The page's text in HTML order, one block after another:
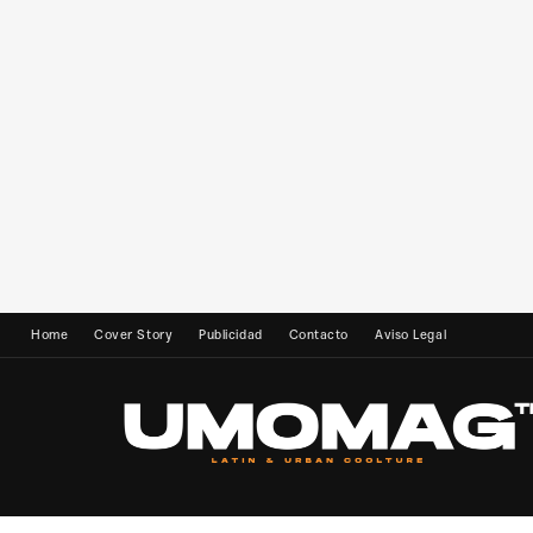
Home Cover Story Publicidad Contacto Aviso Legal